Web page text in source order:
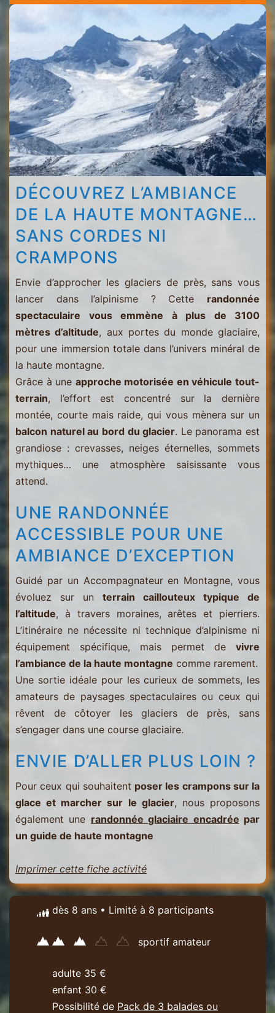
Thorens
DÉCOUVREZ L’AMBIANCE
DE LA HAUTE MONTAGNE…
SANS CORDES NI
CRAMPONS
Envie d’approcher les glaciers de près, sans vous
lancer dans l’alpinisme ? Cette randonnée
spectaculaire vous emmène à plus de 3100
mètres d’altitude, aux portes du monde glaciaire,
pour une immersion totale dans l’univers minéral de
la haute montagne.
Grâce à une approche motorisée en véhicule tout-
terrain, l’effort est concentré sur la dernière
montée, courte mais raide, qui vous mènera sur un
balcon naturel au bord du glacier. Le panorama est
grandiose : crevasses, neiges éternelles, sommets
mythiques… une atmosphère saisissante vous
attend.
UNE RANDONNÉE
ACCESSIBLE POUR UNE
AMBIANCE D’EXCEPTION
Guidé par un Accompagnateur en Montagne, vous
évoluez sur un terrain caillouteux typique de
l’altitude, à travers moraines, arêtes et pierriers.
L’itinéraire ne nécessite ni technique d’alpinisme ni
équipement spécifique, mais permet de vivre
l’ambiance de la haute montagne comme rarement.
Une sortie idéale pour les curieux de sommets, les
amateurs de paysages spectaculaires ou ceux qui
rêvent de côtoyer les glaciers de près, sans
s’engager dans une course glaciaire.
ENVIE D’ALLER PLUS LOIN ?
Pour ceux qui souhaitent poser les crampons sur la
glace et marcher sur le glacier, nous proposons
également une randonnée glaciaire encadrée par
un guide de haute montagne
Imprimer cette fiche activité
dès 8 ans • Limité à 8 participants
sportif amateur
adulte 35 €
enfant 30 €
Possibilité de Pack de 3 balades ou